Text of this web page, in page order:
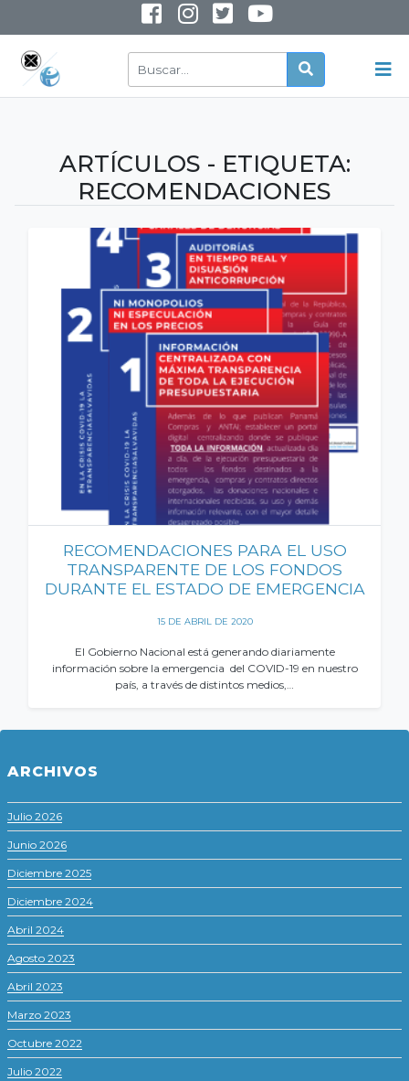
ARTÍCULOS - ETIQUETA:
RECOMENDACIONES
RECOMENDACIONES PARA EL USO
TRANSPARENTE DE LOS FONDOS
DURANTE EL ESTADO DE EMERGENCIA
15 DE ABRIL DE 2020
El Gobierno Nacional está generando diariamente
información sobre la emergencia del COVID-19 en nuestro
país, a través de distintos medios,…
ARCHIVOS
Julio 2026
Junio 2026
Diciembre 2025
Diciembre 2024
Abril 2024
Agosto 2023
Abril 2023
Marzo 2023
Octubre 2022
Julio 2022